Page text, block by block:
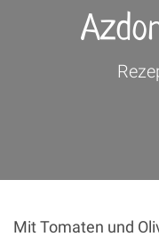
Mit Tomaten und